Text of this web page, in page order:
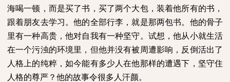
海喝一顿，而是买了书，买了两个大包，装着他所有的书，
跟着朋友去学习。他的全部行李，就是那两包书。他的骨子
里有一种高贵，他对自我有一种坚守。试想，他从小就生活
在一个污浊的环境里，但他并没有被周遭影响，反倒活出了
人格上的纯粹，如今能有多少人在他那样的遭遇下，坚守住
人格的尊严？他的故事令很多人汗颜。